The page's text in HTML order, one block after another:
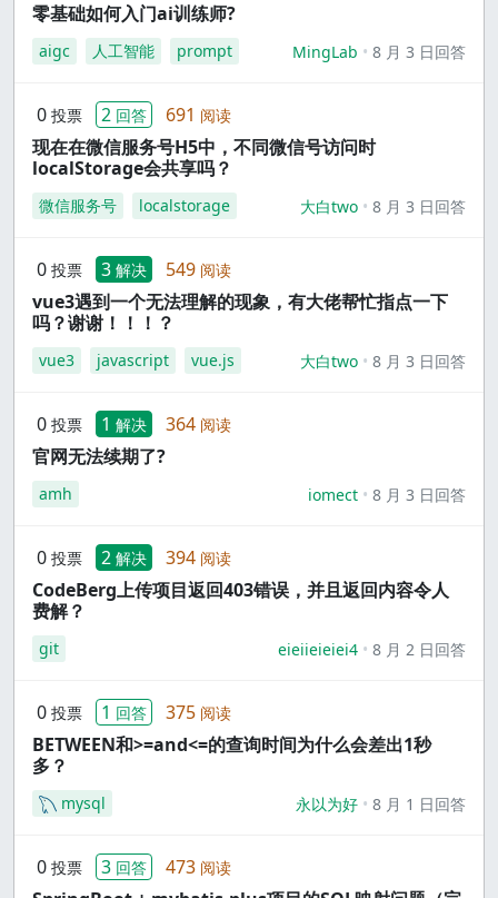
零基础如何入门ai训练师?
aigc 人工智能 prompt MingLab 8 月 3 日回答
0 投票 2 回答 691 阅读
现在在微信服务号H5中，不同微信号访问时
localStorage会共享吗？
微信服务号 localstorage 大白two 8 月 3 日回答
0 投票 3 解决 549 阅读
vue3遇到一个无法理解的现象，有大佬帮忙指点一下
吗？谢谢！！！？
vue3 javascript vue.js 大白two 8 月 3 日回答
0 投票 1 解决 364 阅读
官网无法续期了?
amh iomect 8 月 3 日回答
0 投票 2 解决 394 阅读
CodeBerg上传项目返回403错误，并且返回内容令人
费解？
git eieiieieiei4 8 月 2 日回答
0 投票 1 回答 375 阅读
BETWEEN和>=and<=的查询时间为什么会差出1秒
多？
mysql 永以为好 8 月 1 日回答
0 投票 3 回答 473 阅读